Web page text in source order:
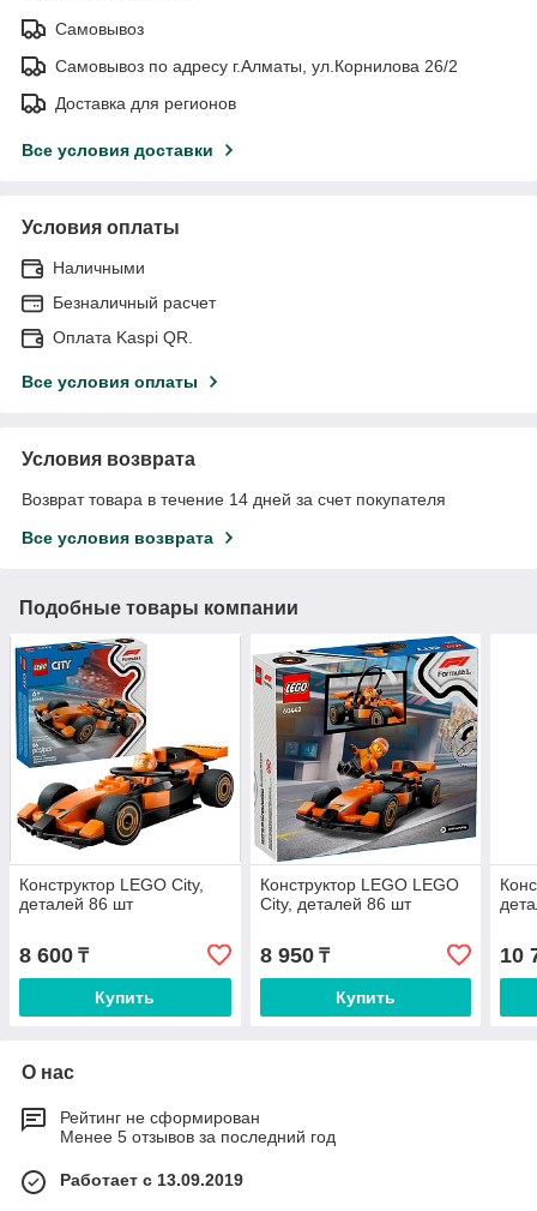
Самовывоз
Самовывоз по адресу г.Алматы, ул.Корнилова 26/2
Доставка для регионов
Все условия доставки
Условия оплаты
Наличными
Безналичный расчет
Оплата Kaspi QR.
Все условия оплаты
Условия возврата
Возврат товара в течение 14 дней за счет покупателя
Все условия возврата
Подобные товары компании
Конструктор LEGO City,
деталей 86 шт
8 600 ₸
Купить
Конструктор LEGO LEGO
City, деталей 86 шт
8 950₸
Купить
10
О нас
Рейтинг не сформирован
Менее 5 отзывов за последний год
Работает с 13.09.2019